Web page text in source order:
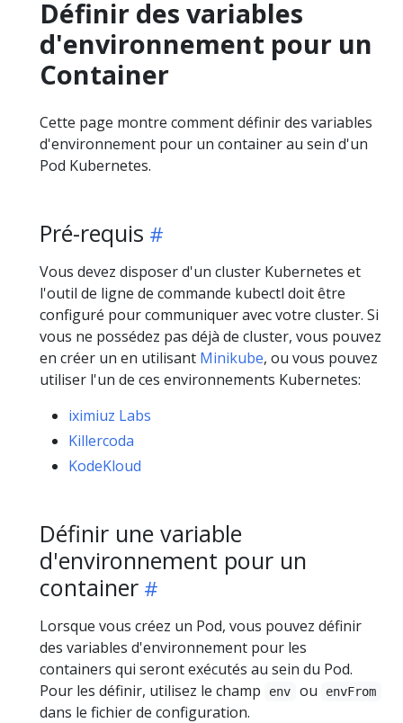
Définir des variables
d'environnement pour un
Container
Cette page montre comment définir des variables
d'environnement pour un container au sein d'un
Pod Kubernetes.
Pré-requis
Vous devez disposer d'un cluster Kubernetes et
l'outil de ligne de commande kubectl doit être
configuré pour communiquer avec votre cluster. Si
vous ne possédez pas déjà de cluster, vous pouvez
en créer un en utilisant Minikube, ou vous pouvez
utiliser l'un de ces environnements Kubernetes:
iximiuz Labs
Killercoda
KodeKloud
Définir une variable
d'environnement pour un
container
Lorsque vous créez un Pod, vous pouvez définir
des variables d'environnement pour les
containers qui seront exécutés au sein du Pod.
Pour les définir, utilisez le champ
env ou envFrom
dans le fichier de configuration.